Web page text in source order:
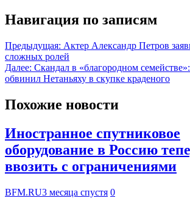
Навигация по записям
Предыдущая: Актер Александр Петров
сложных ролей
Далее: Скандал в «благородном
обвинил Нетаньяху в скупке краденого
Похожие новости
Иностранное спутниковое
оборудование в Россию
ввозить с ограничениями
BFM.RU3 месяца спустя 0